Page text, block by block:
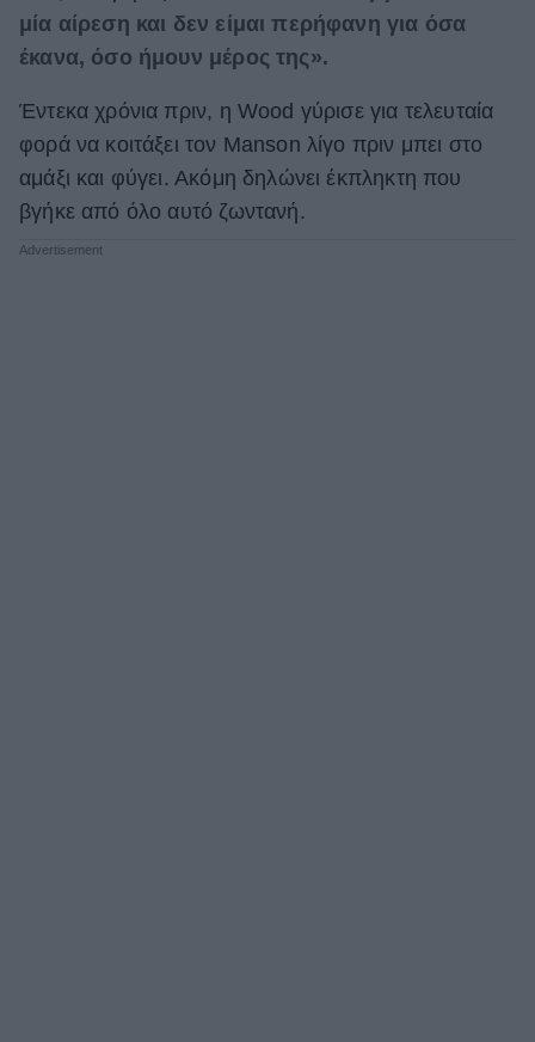
μία αίρεση και δεν είμαι περήφανη για όσα
έκανα, όσο ήμουν μέρος της».
Έντεκα χρόνια πριν, η Wood γύρισε για τελευταία
φορά να κοιτάξει τον Manson λίγο πριν μπει στο
αμάξι και φύγει. Ακόμη δηλώνει έκπληκτη που
βγήκε από όλο αυτό ζωντανή.